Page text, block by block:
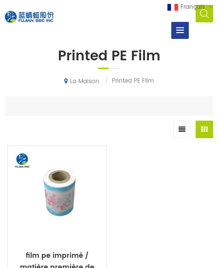
Français
Printed PE Film
La Maison / Printed PE Film
film pe imprimé /